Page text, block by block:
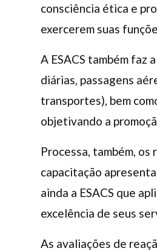
consciência ética e
exercerem suas
A ESACS também faz
diárias, passagens
transportes), bem
objetivando a
Processa, também,
capacitação
ainda a ESACS que
excelência de seus
As avaliações de